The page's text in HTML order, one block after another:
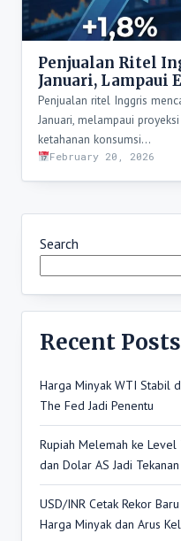
Penjualan Ritel
Januari, Lampaui
Penjualan ritel Inggris
Januari, melampaui
ketahanan konsumsi…
February 20, 2026
Search
Recent Posts
Harga Minyak WTI Stabil
The Fed Jadi Penentu
Rupiah Melemah ke
dan Dolar AS Jadi Tekanan
USD/INR Cetak Rekor
Harga Minyak dan Arus